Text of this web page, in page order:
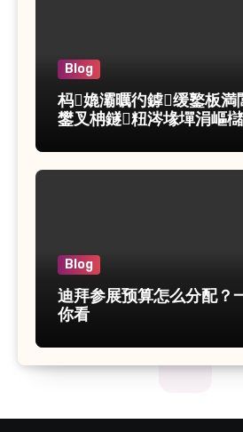
Blog
杩嫓灞曞彴鎼缓鐜板満
鐢叉柟鐩粈涔堟墠涓嶇
Blog
迪拜参展预算怎么分配？
你看